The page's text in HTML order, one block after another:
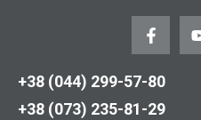
+38 (044) 299-57-80
+38 (073) 235-81-29